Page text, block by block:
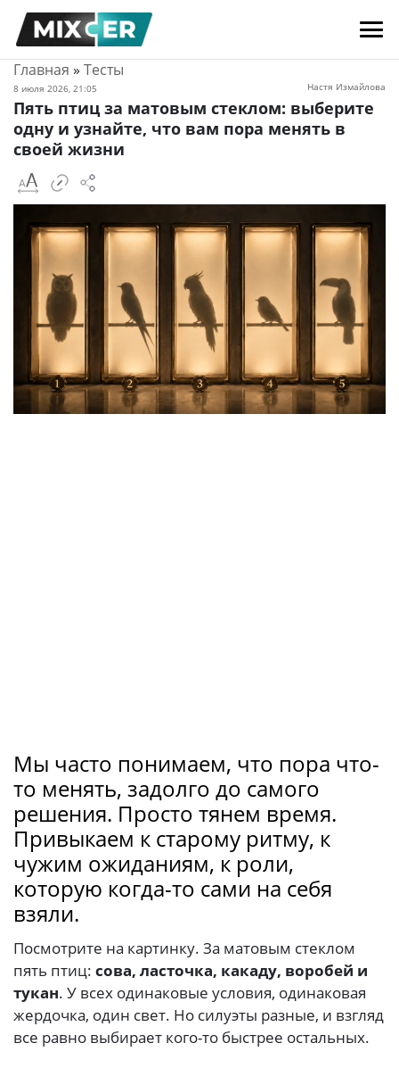
Главная » Тесты
8 июля 2026, 21:05 Настя Измайлова
Пять птиц за матовым стеклом: выберите
одну и узнайте, что вам пора менять в
своей жизни
Мы часто понимаем, что пора что-
то менять, задолго до самого
решения. Просто тянем время.
Привыкаем к старому ритму, к
чужим ожиданиям, к роли,
которую когда-то сами на себя
взяли.
Посмотрите на картинку. За матовым стеклом
пять птиц: сова, ласточка, какаду, воробей и
тукан. У всех одинаковые условия, одинаковая
жердочка, один свет. Но силуэты разные, и взгляд
все равно выбирает кого-то быстрее остальных.